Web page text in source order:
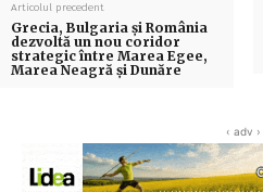
Articolul precedent
Grecia, Bulgaria și România
dezvoltă un nou coridor
strategic între Marea Egee,
Marea Neagră și Dunăre
‹ adv ›